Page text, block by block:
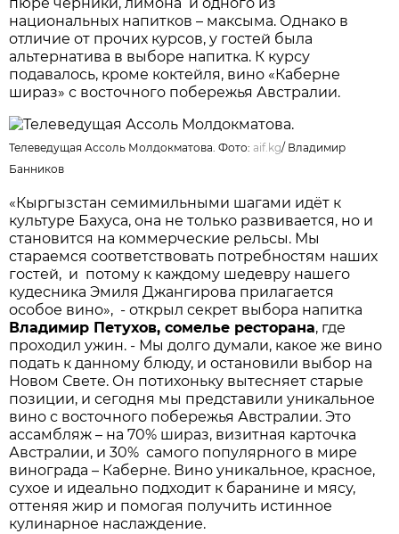
национальных напитков – максыма. Однако в
отличие от прочих курсов, у гостей была
альтернатива в выборе напитка. К курсу
подавалось, кроме коктейля, вино «Каберне
шираз» с восточного побережья Австралии.
Телеведущая Ассоль Молдокматова. Фото:aif.kg/ Владимир
Банников
«Кыргызстан семимильными шагами идёт к
культуре Бахуса, она не только развивается, но и
становится на коммерческие рельсы. Мы
стараемся соответствовать потребностям наших
гостей, и потому к каждому шедевру нашего
кудесника Эмиля Джангирова прилагается
особое вино», - открыл секрет выбора напитка
Владимир Петухов, сомелье ресторана, где
проходил ужин. - Мы долго думали, какое же вино
подать к данному блюду, и остановили выбор на
Новом Свете. Он потихоньку вытесняет старые
позиции, и сегодня мы представили уникальное
вино с восточного побережья Австралии. Это
ассамбляж – на 70% шираз, визитная карточка
Австралии, и 30% самого популярного в мире
винограда – Каберне. Вино уникальное, красное,
сухое и идеально подходит к баранине и мясу,
оттеняя жир и помогая получить истинное
кулинарное наслаждение.